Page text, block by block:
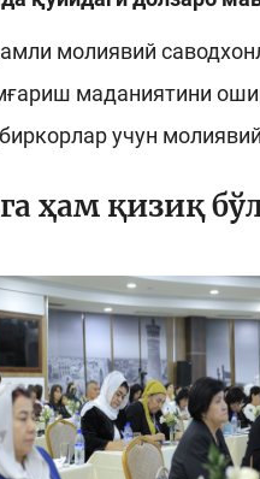
молиявий
маданиятини
учун
ҳам қизиқ